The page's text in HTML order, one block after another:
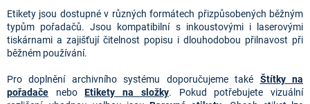
p
r
v
v
ý
Etikety jsou dostupné v různých formátech přizpůsobených běžným
typům pořadačů. Jsou kompatibilní s inkoustovými i laserovými
tiskárnami a zajišťují čitelnost popisu i dlouhodobou přilnavost při
běžném používání.
Pro doplnění archivního systému doporučujeme také Štítky na
pořadače neboEtikety na složky. Pokud potřebujete vizuální